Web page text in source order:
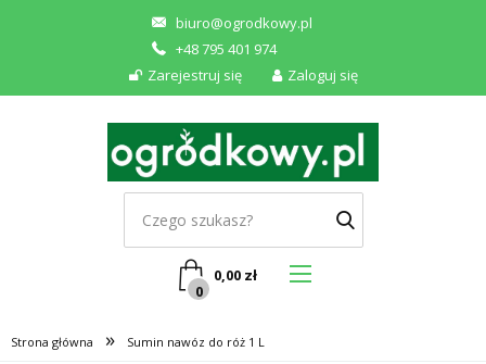
biuro@ogrodkowy.pl
+48 795 401 974
Zarejestruj się
Zaloguj się
0
0,00 zł
Strona główna » Sumin nawóz do róż 1 L